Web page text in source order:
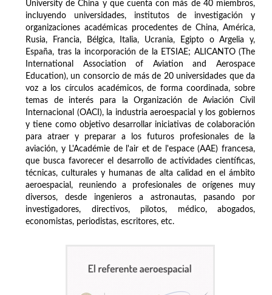
University de China y que cuenta con más de 40 miembros,
incluyendo universidades, institutos de investigación y
organizaciones académicas procedentes de China, América,
Rusia, Francia, Bélgica, Italia, Ucrania, Egipto o Argelia y,
España, tras la incorporación de la ETSIAE; ALICANTO (The
International Association of Aviation and Aerospace
Education), un consorcio de más de 20 universidades que da
voz a los círculos académicos, de forma coordinada, sobre
temas de interés para la Organización de Aviación Civil
Internacional (OACI), la industria aeroespacial y los gobiernos
y tiene como objetivo desarrollar iniciativas de colaboración
para atraer y preparar a los futuros profesionales de la
aviación, y L'Académie de l'air et de l'espace (AAE) francesa,
que busca favorecer el desarrollo de actividades científicas,
técnicas, culturales y humanas de alta calidad en el ámbito
aeroespacial, reuniendo a profesionales de orígenes muy
diversos, desde ingenieros a astronautas, pasando por
investigadores, directivos, pilotos, médico, abogados,
economistas, periodistas, escritores, etc.